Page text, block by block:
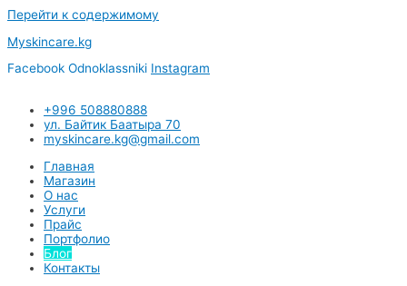
Перейти к содержимому
Myskincare.kg
Facebook Odnoklassniki Instagram
+996 508880888
ул. Байтик Баатыра 70
myskincare.kg@gmail.com
Главная
Магазин
О нас
Услуги
Прайс
Портфолио
Блог
Контакты